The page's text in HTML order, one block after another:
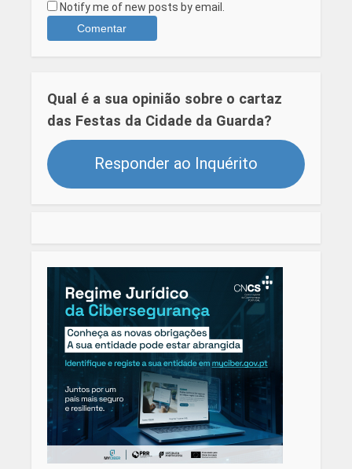
Notify me of new posts by email.
Qual é a sua opinião sobre o cartaz
das Festas da Cidade da Guarda?
Responder ao Inquérito